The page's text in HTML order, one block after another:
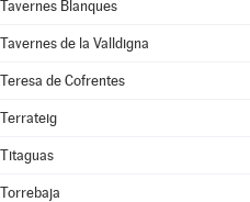
Tavernes Blanques
Tavernes de la Valldigna
Teresa de Cofrentes
Terrateig
Titaguas
Torrebaja